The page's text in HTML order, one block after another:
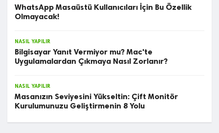
WhatsApp Masaüstü Kullanıcıları İçin Bu Özellik
Olmayacak!
NASIL YAPILIR
Bilgisayar Yanıt Vermiyor mu? Mac'te
Uygulamalardan Çıkmaya Nasıl Zorlanır?
NASIL YAPILIR
Masanızın Seviyesini Yükseltin: Çift Monitör
Kurulumunuzu Geliştirmenin 8 Yolu